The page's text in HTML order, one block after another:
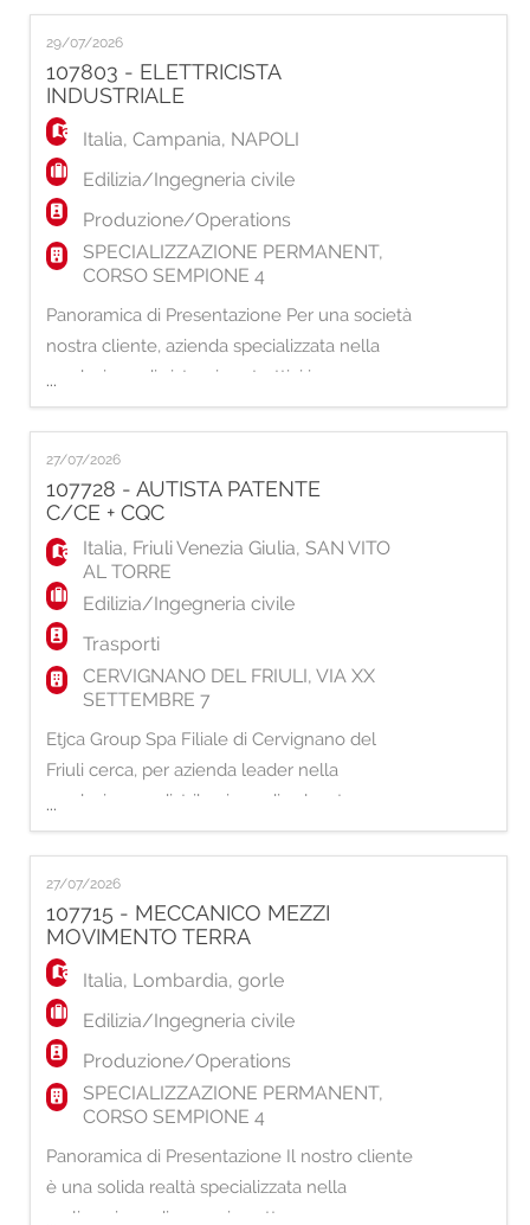
deve aver maturato un'esperienza pregressa
di almeno 5 anni nel ruolo, possedere una
solida competenza tecnica e una
conoscenza approfondita del settore. È
fondamentale la capacità di lettura del
disegn
29/07/2026
107803 - ELETTRICISTA
INDUSTRIALE
Italia,Campania, NAPOLI
Edilizia/Ingegneria civile
Produzione/Operations
SPECIALIZZAZIONE PERMANENT,
CORSO SEMPIONE 4
Panoramica di Presentazione Per una società
nostra cliente, azienda specializzata nella
produzione di sistemi costruttivi in
calcestruzzo aerato autoclavato (AAC),
stiamo cercando un/una Capo Turno. Job
Title e finalità di Ruolo: La risorsa che
desideriamo incontrare si occuperà di
impianti elettri
...
27/07/2026
107728 - AUTISTA PATENTE
C/CE + CQC
Italia, Friuli Venezia Giulia,SAN VITO
AL TORRE
Edilizia/Ingegneria civile
Trasporti
CERVIGNANO DEL FRIULI, VIA XX
SETTEMBRE 7
Etjca Group Spa Filiale di Cervignano del
Friuli cerca, per azienda leader nella
produzione e distribuzione di calcestruzzo
preconfezionato, CCNL Edilizia Industria, un
/ una: AUTISTI / E PATENTE C/CE + CQC
MERCI La risorsa si occuperà di: -
Conduzione della betoniera per il
trasporto del calcestruzzo. - Carico, trasporto
e scarico d
...
27/07/2026
107715 - MECCANICO MEZZI
MOVIMENTO TERRA
Italia, Lombardia,gorle
Edilizia/Ingegneria civile
Produzione/Operations
SPECIALIZZAZIONE PERMANENT,
CORSO SEMPIONE 4
Panoramica di Presentazione Il nostro cliente
è una solida realtà specializzata nella
realizzazione di opere in sotterraneo,